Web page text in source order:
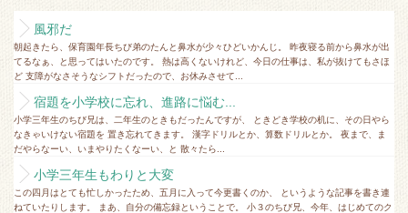
風邪だ
朝起きたら、保育園年長ちび弟のたんと鼻水が少々ひどいかんじ。 昨夜寝る前から鼻水が出
てるなぁ、と思ってはいたのです。 熱は高くないけれど、今日の仕事は、私が抜けてもさほ
ど 支障がなさそうなシフトだったので、お休みさせて...
宿題を小学校に忘れ、進路に悩む...
小学三年生のちび兄は、二年生のときもだったんですが、 ときどき学校の机に、その日やら
なきゃいけない宿題を 置き忘れてきます。 漢字ドリルとか、算数ドリルとか。 夜まで、ま
だやらなーい、いまやりたくなーい、と 散々たら...
小学三年生もわりと大変
この四月はとても忙しかったため、五月に入って今更書くのか、 というような記事を書き連
ねていたりします。 まあ、自分の備忘録ということで。 小３のちび兄、今年、はじめてのク